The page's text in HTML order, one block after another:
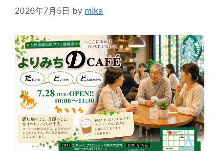
2026年7月5日 by mika